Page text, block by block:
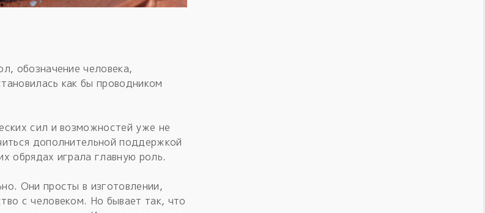
обозначение человека,
как бы проводником
сил и возможностей уже не
дополнительной поддержкой
обрядах играла главную роль.
Они просты в изготовлении,
с человеком. Но бывает так, что